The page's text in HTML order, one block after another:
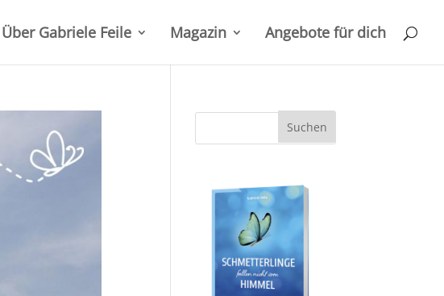
Über Gabriele Feile Magazin Angebote für dich